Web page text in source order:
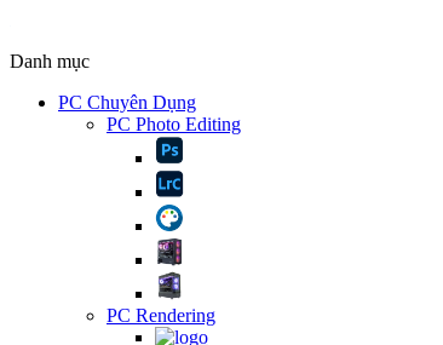
Danh mục
PC Chuyên Dụng
PC Photo Editing
PC Rendering